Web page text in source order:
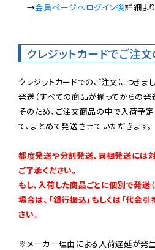
→会員ページへログイン後詳細よ
クレジットカードでご注
クレジットカードでのご注文につきま
発送（すべての商品が揃ってからの発
そのため、ご注文商品の中で入荷予
て、まとめて発送させていただきます。
都度発送や分割発送、同梱発送には
ご了承ください。
もし、入荷した商品ごとに個別で発送
場合は、「銀行振込」もしくは「代金
さい。
※メーカー理由による入荷遅延が発